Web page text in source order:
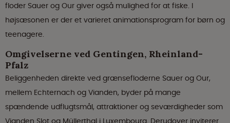
floder Sauer og Our giver også mulighed for at fiske. I
højsæsonen er der et varieret animationsprogram for børn og
teenagere.
Omgivelserne ved Gentingen, Rheinland-
Pfalz
Beliggenheden direkte ved grænsefloderne Sauer og Our,
mellem Echternach og Vianden, byder på mange
spændende udflugtsmål, attraktioner og seværdigheder som